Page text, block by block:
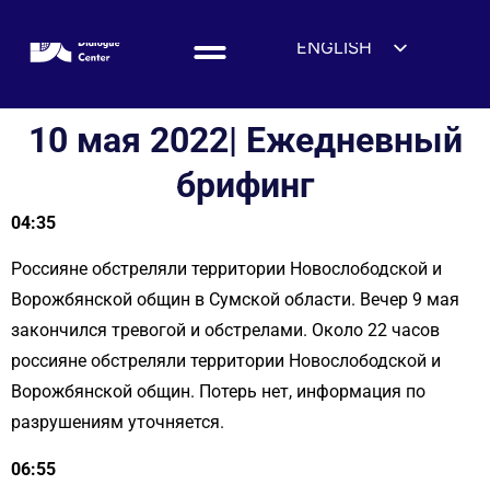
ENGLISH
FRANÇAIS
УКРАЇНСЬКА
हिन्दी
العربية
ITALIANO
10 мая 2022| Ежедневный
брифинг
04:35
Россияне обстреляли территории Новослободской и
Ворожбянской общин в Сумской области. Вечер 9 мая
закончился тревогой и обстрелами. Около 22 часов
россияне обстреляли территории Новослободской и
Ворожбянской общин. Потерь нет, информация по
разрушениям уточняется.
06:55